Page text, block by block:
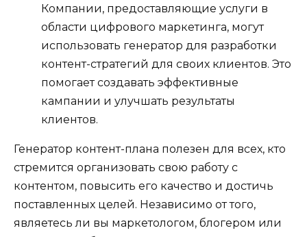
Компании, предоставляющие услуги в
области цифрового маркетинга, могут
использовать генератор для разработки
контент-стратегий для своих клиентов. Это
помогает создавать эффективные
кампании и улучшать результаты
клиентов.
Генератор контент-плана полезен для всех, кто
стремится организовать свою работу с
контентом, повысить его качество и достичь
поставленных целей. Независимо от того,
являетесь ли вы маркетологом, блогером или